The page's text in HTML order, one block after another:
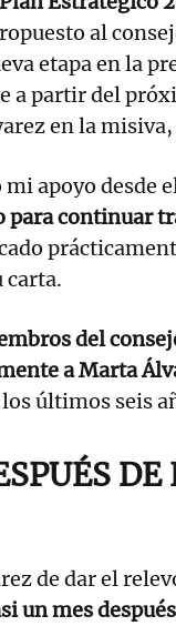
al
etapa en la
a partir del
en la misiva,
apoyo desde
continuar
carta.
del
a Marta
últimos seis
de dar el
un mes